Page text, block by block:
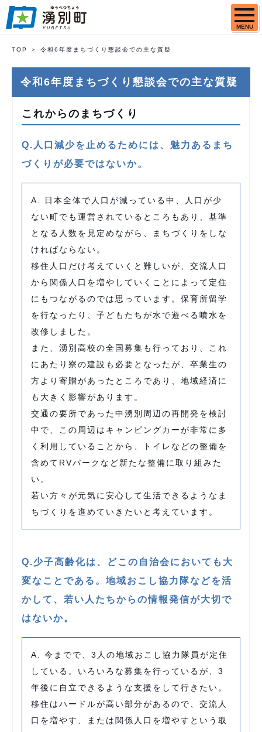
MENU
TOP 令和6年度まちづくり懇談会での主な質疑
令和6年度まちづくり懇談会での主な質疑
これからのまちづくり
Q.人口減少を止めるためには、魅力あるまち
づくりが必要ではないか。
A. 日本全体で人口が減っている中、人口が少
ない町でも運営されているところもあり、基準
となる人数を見定めながら、まちづくりをしな
ければならない。
移住人口だけ考えていくと難しいが、交流人口
から関係人口を増やしていくことによって定住
にもつながるのでは思っています。保育所留学
を行なったり、子どもたちが水で遊べる噴水を
改修しました。
また、湧別高校の全国募集も行っており、これ
にあたり寮の建設も必要となったが、卒業生の
方より寄贈があったところであり、地域経済に
も大きく影響があります。
交通の要所であった中湧別周辺の再開発を検討
中で、この周辺はキャンピングカーが非常に多
く利用していることから、トイレなどの整備を
含めてRVパークなど新たな整備に取り組みた
い。
若い方々が元気に安心して生活できるようなま
ちづくりを進めていきたいと考えています。
Q.少子高齢化は、どこの自治会においても大
変なことである。地域おこし協力隊などを活
かして、若い人たちからの情報発信が大切で
はないか。
A. 今までで、3人の地域おこし協力隊員が定住
している。いろいろな募集を行っているが、3
年後に自立できるような支援をして行きたい。
移住はハードルが高い部分があるので、交流人
口を増やす、または関係人口を増やすという取